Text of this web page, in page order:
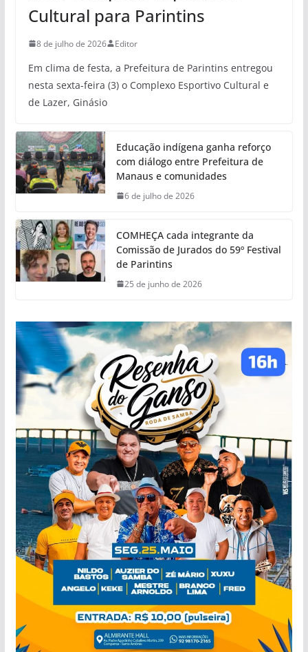
Cultural para Parintins
8 de julho de 2026 Editor
Em clima de festa, a Prefeitura de Parintins entregou
nesta sexta-feira (3) o Complexo Esportivo Cultural e
de Lazer, Ginásio
Educação indígena ganha reforço
com diálogo entre Prefeitura de
Manaus e comunidades
6 de julho de 2026
COMHEÇA cada integrante da
Comissão de Jurados do 59º Festival
de Parintins
25 de junho de 2026